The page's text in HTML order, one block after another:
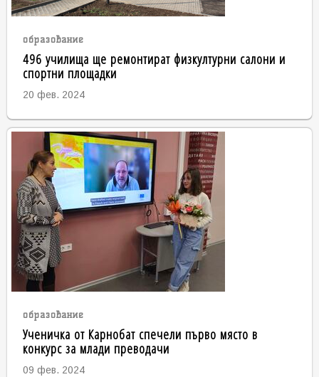
образование
496 училища ще ремонтират физкултурни салони и
спортни площадки
20 фев. 2024
образование
Ученичка от Карнобат спечели първо място в
конкурс за млади преводачи
09 фев. 2024